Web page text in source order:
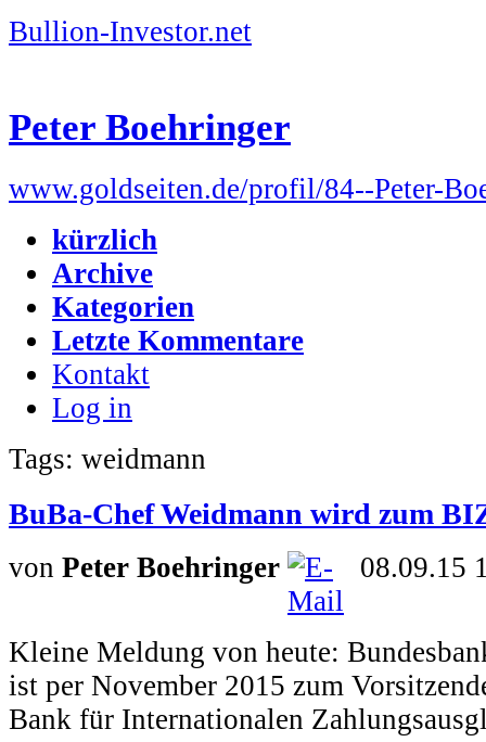
Bullion-Investor.net
Peter Boehringer
www.goldseiten.de/profil/84--Peter-
kürzlich
Archive
Kategorien
Letzte Kommentare
Kontakt
Log in
Tags: weidmann
BuBa-Chef Weidmann wird zum
von Peter Boehringer 08.09.15
Kleine Meldung von heute:
ist per November 2015 zum
Bank für Internationalen